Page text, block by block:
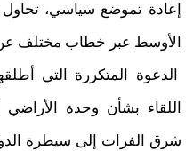
إعادة تموضع سياسي،
الأوسط عبر خطاب مختلف
الدعوة المتكررة التي
اللقاء بشأن وحدة
شرق الفرات إلى سيطرة